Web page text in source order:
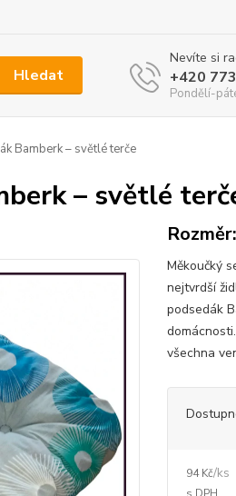
Hledat
Nevíte si
+420
Pondělí-
Bamberk – světlé terče
– světlé
Měkoučký
nejtvrdší
podsedák
všechna
94 Kč/ks